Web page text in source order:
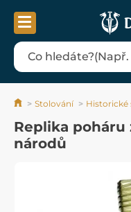
Stolování Historické
Replika poháru
národů